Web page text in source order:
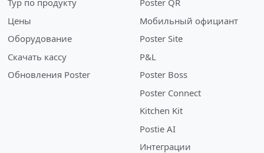
Тур по продукту
Цены
Оборудование
Скачать кассу
Обновления Poster
Poster QR
Мобильный официант
Poster Site
P&L
Poster Boss
Poster Connect
Kitchen Kit
Postie AI
Интеграции